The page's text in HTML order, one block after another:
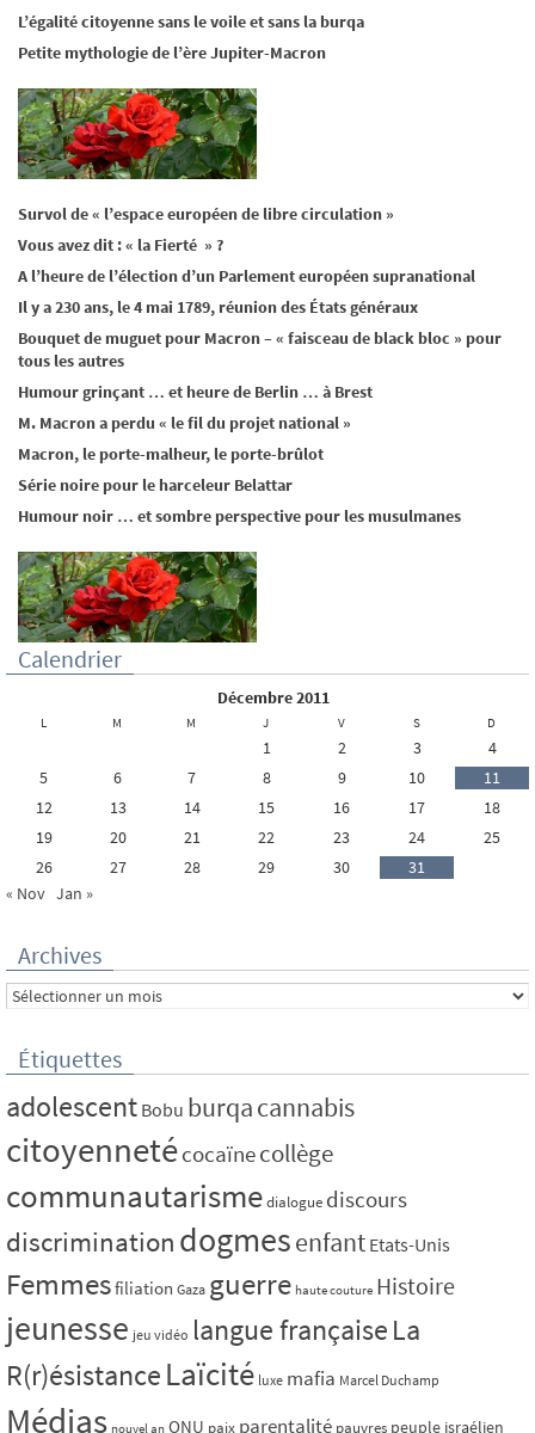
L’égalité citoyenne sans le voile et sans la burqa
Petite mythologie de l’ère Jupiter-Macron
Survol de « l’espace européen de libre circulation »
Vous avez dit : « la Fierté » ?
A l’heure de l’élection d’un Parlement européen supranational
Il y a 230 ans, le 4 mai 1789, réunion des États généraux
Bouquet de muguet pour Macron – « faisceau de black bloc » pour
tous les autres
Humour grinçant … et heure de Berlin … à Brest
M. Macron a perdu « le fil du projet national »
Macron, le porte-malheur, le porte-brûlot
Série noire pour le harceleur Belattar
Humour noir … et sombre perspective pour les musulmanes
Calendrier
décembre 2011
L M M J V S D
1 2 3
4
5
6 7 8 9 10
11
12
13 14 15 16 17
18
19
20 21 22 23 24
25
26
27 28 29 30
31
« Nov Jan »
Archives
Archives
Étiquettes
adolescent Bobu burqacannabis
citoyennetécocaïnecollège
communautarismedialogue discours
discrimination dogmesenfant Etats-Unis
Femmesfiliation Gaza guerre haute couture Histoire
jeunesse jeu vidéo langue française La
R(r)ésistanceLaïcité luxe mafia Marcel Duchamp
Médias nouvel an ONU paix parentalité pauvres peuple israélien